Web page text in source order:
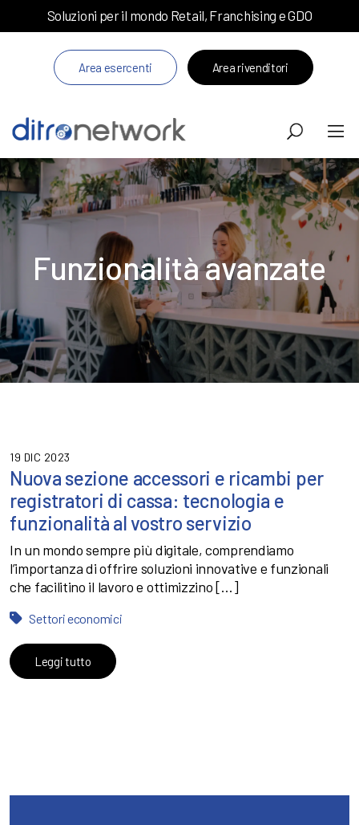
Soluzioni per il mondo Retail, Franchising e GDO
Area esercenti Area rivenditori
Funzionalità avanzate
19 DIC 2023
Nuova sezione accessori e ricambi per
registratori di cassa: tecnologia e
funzionalità al vostro servizio
In un mondo sempre più digitale, comprendiamo
l’importanza di offrire soluzioni innovative e funzionali
che facilitino il lavoro e ottimizzino […]
Leggi tutto
Settori economici